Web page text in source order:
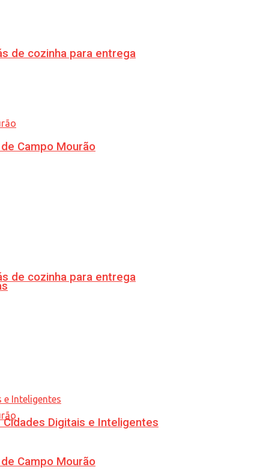
de cozinha para entrega
Campo Mourão
de cozinha para entrega
Campo Mourão
Digitais e Inteligentes